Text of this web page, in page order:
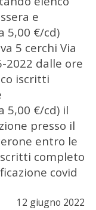
e
5,00 €/cd)
5 cerchi Via
2022 dalle ore
iscritti
5,00 €/cd) il
presso il
entro le
completo
covid
12 giugno 2022